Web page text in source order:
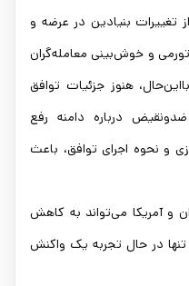
بنیادین در عرضه و
و خوش‌بینی معامله‌گران
هنوز جزئیات توافق
درباره دامنه رفع
و نحوه اجرای توافق، باعث
و آمریکا می‌تواند به کاهش
تنها در حال تجربه یک واکنش